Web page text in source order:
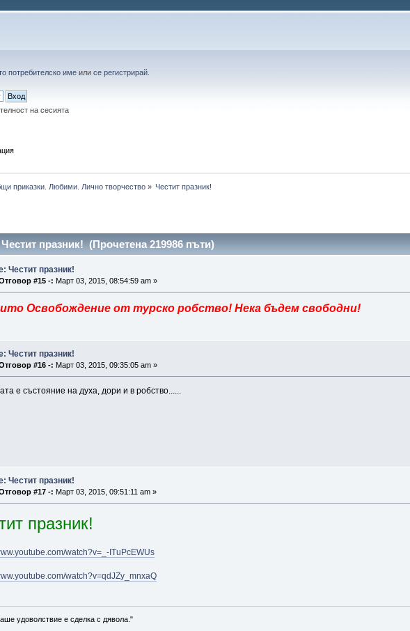
потребителско име илисе регистрирай
на сесията
приказки. Любими. Лично творчество » Честит празник!
празник! (Прочетена 219986 пъти)
Честит празник!
#15 -: Март 03, 2015, 08:54:59 am »
Освобождение от турско робство! Нека бъдем свободни!
Честит празник!
#16 -: Март 03, 2015, 09:35:05 am »
е състояние на духа, дори и в робство......
Честит празник!
#17 -: Март 03, 2015, 09:51:11 am »
празник!
watch?v=_-ITuPcEWUs
watch?v=qdJZy_mnxaQ
удоволствие е сделка с дявола."